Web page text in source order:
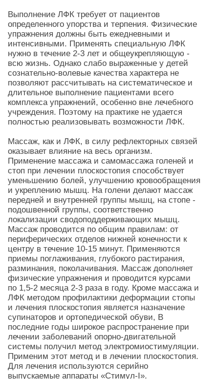
Выполнение ЛФК требует от пациентов
определенного упорства и терпения. Физические
упражнения должны быть ежедневными и
интенсивными. Применять специальную ЛФК
нужно в течение 2-3 лет и общеукрепляющую -
всю жизнь. Однако слабо выраженные у детей
сознательно-волевые качества характера не
позволяют рассчитывать на систематическое и
длительное выполнение пациентами всего
комплекса упражнений, особенно вне лечебного
учреждения. Поэтому на практике не удается
полностью реализовывать возможности ЛФК.
Массаж, как и ЛФК, в силу рефлекторных связей
оказывает влияние на весь организм.
Применение массажа и самомассажа голеней и
стоп при лечении плоскостопия способствует
уменьшению болей, улучшению кровообращения
и укреплению мышц. На голени делают массаж
передней и внутренней группы мышц, на стопе -
подошвенной группы, соответственно
локализации сводоподдерживающих мышц.
Массаж проводится по общим правилам: от
периферических отделов нижней конечности к
центру в течение 10-15 минут. Применяются
приемы поглаживания, глубокого растирания,
разминания, поколачивания. Массаж дополняет
физические упражнения и проводится курсами
по 1,5-2 месяца 2-3 раза в году. Кроме массажа и
ЛФК методом профилактики деформации стопы
и лечения плоскостопия является назначение
супинаторов и ортопедической обуви, В
последние годы широкое распространение при
лечении заболеваний опорно-двигательной
системы получил метод электромиостимуляции.
Применим этот метод и в лечении плоскостопия.
Для лечения используются серийно
выпускаемые аппараты «Стимул-I».